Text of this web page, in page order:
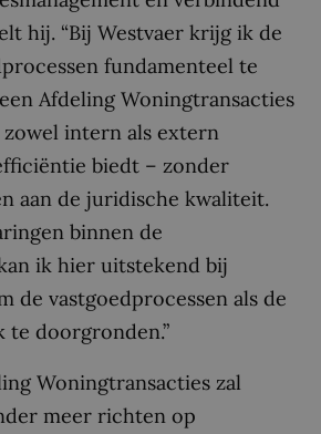
hij. “Bij Westvaer krijg ik de
fundamenteel te
Afdeling Woningtransacties
intern als extern
biedt – zonder
aan de juridische kwaliteit.
binnen de
ik hier uitstekend bij
de vastgoedprocessen als de
te doorgronden.”
Woningtransacties zal
meer richten op